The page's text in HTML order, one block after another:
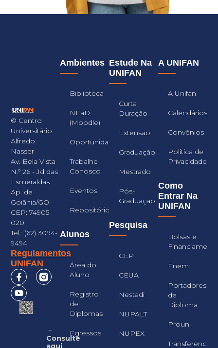
© Centro
Universitário
Alfredo
Nasser
Av. Bela Vista
N.º 26 - Jd das
Esmeraldas
Ap. de
Goiânia/GO -
CEP: 74905-
020
Tel.: (62) 3094-
9494
Regulamentos
UNIFAN
Consulte
aqui
A UNIFAN
A Unifan
Calendários
Convênios
Politica de
Privacidade
Como
Entrar Na
UNIFAN
Bolsas e
Enem
Portadores
de
Diploma
Prouni
Transferencia
Estude Na
UNIFAN
Curta
Duração
Extensão
Graduação
Mestrado
Pós-
Graduação
Pesquisa
CEP
CEUA
Nestadi
NUPALT
NUPEX
Ambientes
Biblioteca
NEaD
(Moodle)
Oportunidades
Trabalhe
Conosco
Eventos
Repositório
Alunos
Área do
Aluno
Registro
de
Diplomas
Egressos